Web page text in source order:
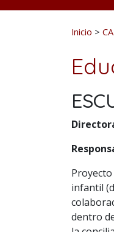
Buscar:
Inicio >
infantil
dentro